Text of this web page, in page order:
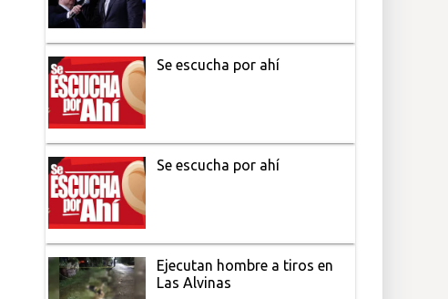
Se escucha por ahí
Se escucha por ahí
Ejecutan hombre a tiros en
Las Alvinas